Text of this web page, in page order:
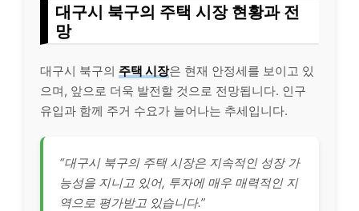
대구시 북구의 주택 시장 현황과 전
망
대구시 북구의 주택 시장은 현재 안정세를 보이고 있
으며, 앞으로 더욱 발전할 것으로 전망됩니다. 인구
유입과 함께 주거 수요가 늘어나는 추세입니다.
“대구시 북구의 주택 시장은 지속적인 성장 가
능성을 지니고 있어, 투자에 매우 매력적인 지
역으로 평가받고 있습니다.”